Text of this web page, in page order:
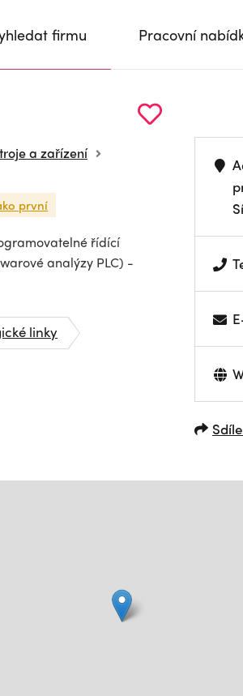
firmu Pracovní
a zařízení
první
řídící
analýzy PLC) -
linky